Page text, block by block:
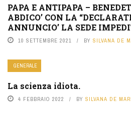
PAPA E ANTIPAPA –
ABDICO’ CON LA
ANNUNCIO’ LA SEDE
10 SETTEMBRE 2021 BY SILVANA DE
GENERALE
La scienza idiota.
4 FEBBRAIO 2022 BY SILVANA DE MARI